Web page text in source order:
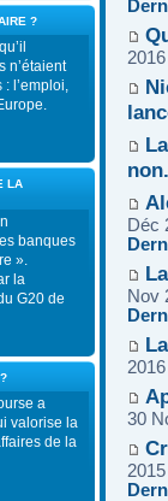
?
n’étaient
l’emploi,
LA
banques
».
la
G20 de
a
valorise la
de la
Déc
Nov
30